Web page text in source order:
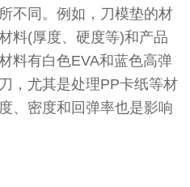
不同。例如，刀模垫的材
料(厚度、硬度等)和产品
料有白色EVA和蓝色高弹
，尤其是处理PP卡纸等材
、密度和回弹率也是影响